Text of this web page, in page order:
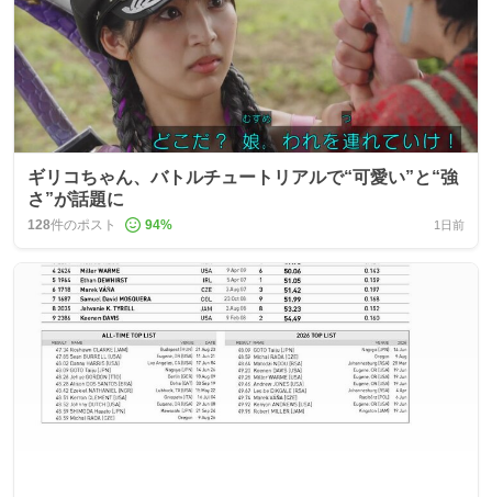
ギリコちゃん、バトルチュートリアルで“可愛い”と“強
さ”が話題に
128件のポスト 94% 1日前